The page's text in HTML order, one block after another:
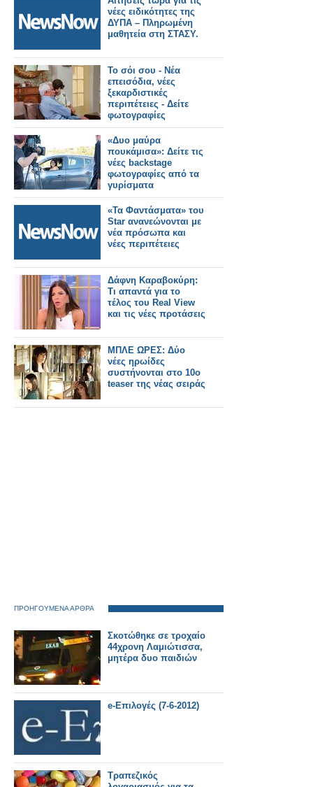
νέες ειδικότητες της
ΔΥΠΑ – Πληρωμένη
μαθητεία στη ΣΤΑΣΥ.
Το σόι σου - Νέα
επεισόδια, νέες
ξεκαρδιστικές
περιπέτειες - Δείτε
φωτογραφίες
«Δυο μαύρα
πουκάμισα»: Δείτε τις
νέες backstage
φωτογραφίες από τα
γυρίσματα
«Τα Φαντάσματα» του
Star ανανεώνονται με
νέα πρόσωπα και
νέες περιπέτειες
Δάφνη Καραβοκύρη:
Τι απαντά για το
τέλος του Real View
και τις νέες προτάσεις
ΜΠΛΕ ΩΡΕΣ: Δύο
νέες ηρωίδες
συστήνονται στο 10ο
teaser της νέας σειράς
ΠΡΟΗΓΟΥΜΕΝΑ ΑΡΘΡΑ
Σκοτώθηκε σε τροχαίο
44χρονη Λαμιώτισσα,
μητέρα δυο παιδιών
e-Επιλογές (7-6-2012)
Τραπεζικός